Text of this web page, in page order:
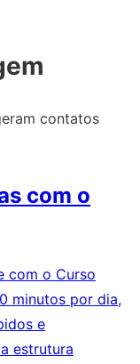
contatos
com o
com o Curso
minutos por dia,
e
estrutura